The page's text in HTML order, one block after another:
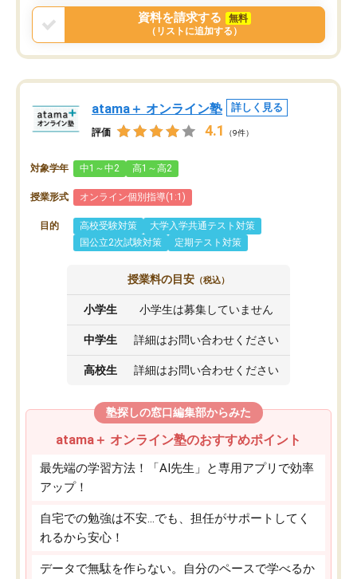
資料を請求する
無料
（リストに追加する）
atama＋ オンライン塾 詳しく見る
評価 4.1 （9件）
対象学年 中1～中2 高1～高2
授業形式 オンライン個別指導(1:1)
目的 高校受験対策
大学入学共通テスト対策
国公立2次試験対策
定期テスト対策
授業料の目安 （税込）
小学生 小学生は募集していません
中学生 詳細はお問い合わせください
高校生 詳細はお問い合わせください
塾探しの窓口編集部からみた
atama＋ オンライン塾のおすすめポイント
最先端の学習方法！「AI先生」と専用アプリで効率
アップ！
自宅での勉強は不安…でも、担任がサポートしてく
れるから安心！
データで無駄を作らない。自分のペースで学べるか